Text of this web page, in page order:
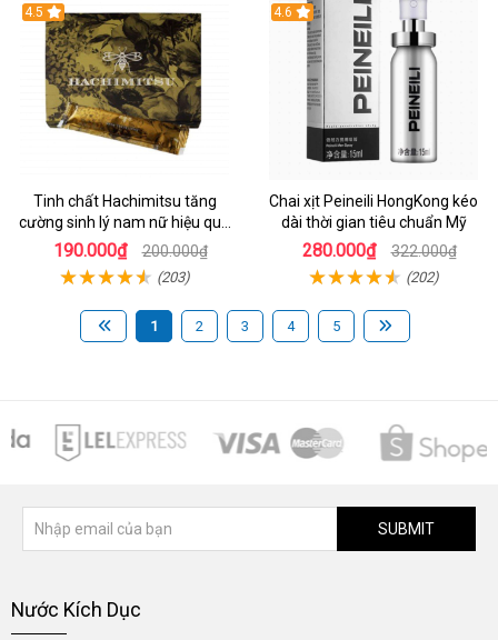
Hot
4.5
Tinh chất Hachimitsu tăng
cường sinh lý nam nữ hiệu quả
nhanh
190.000₫ 200.000₫
(203)
Hot
4.6
Chai xịt Peineili HongKong kéo
dài thời gian tiêu chuẩn Mỹ
280.000₫ 322.000₫
(202)
1 2 3 4 5
SUBMIT
Nước Kích Dục